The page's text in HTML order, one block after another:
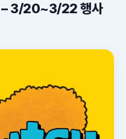
– 3/20~3/22 행사